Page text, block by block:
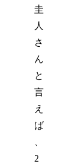
圭
人
さ
ん
と
言
え
ば
2